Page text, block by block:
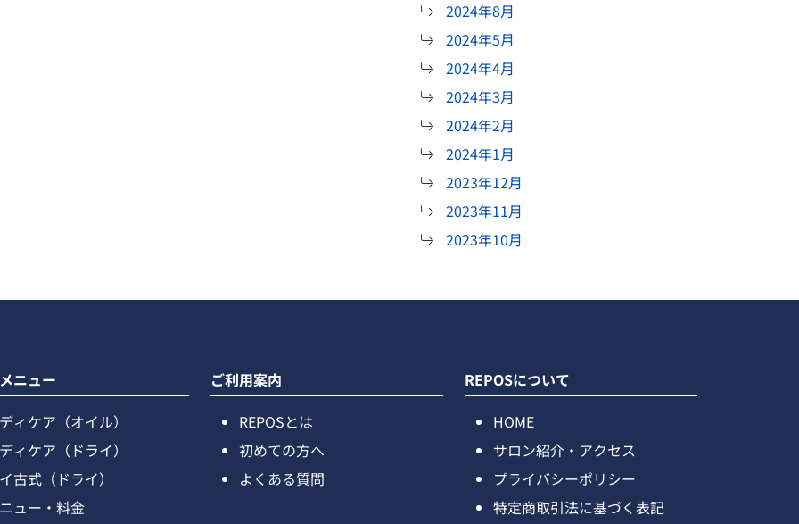
2024年8月
2024年5月
2024年4月
2024年3月
2024年2月
2024年1月
2023年12月
2023年11月
2023年10月
ニュー
ィケア（オイル）
ィケア（ドライ）
古式（ドライ）
ュー・料金
ご利用案内
REPOSとは
初めての方へ
よくある質問
REPOSについて
HOME
サロン紹介・アクセス
プライバシーポリシー
特定商取引法に基づく表記